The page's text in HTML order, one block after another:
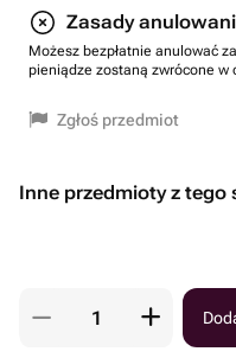
Zasady
Możesz bezpłatnie anulować
pieniądze zostaną zwrócone w
Zgłoś przedmiot
Inne przedmioty z tego